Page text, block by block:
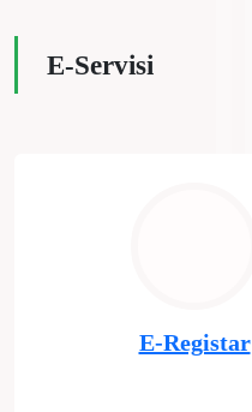
E-Servisi
E-Registar